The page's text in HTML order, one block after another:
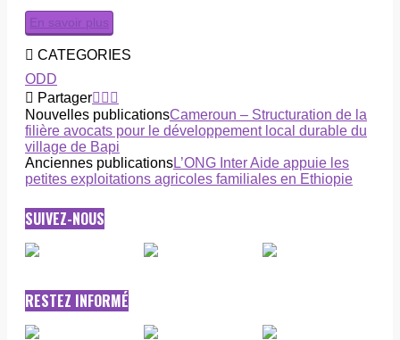
En savoir plus
CATEGORIES
ODD
Partager
Nouvelles publicationsCameroun – Structuration de la
filière avocats pour le développement local durable du
village de Bapi
Anciennes publicationsL’ONG Inter Aide appuie les
petites exploitations agricoles familiales en Ethiopie
SUIVEZ-NOUS
RESTEZ INFORMÉ